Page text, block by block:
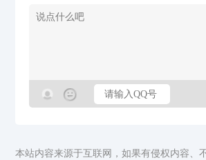
本站内容来源于互联网，如果有侵权内容